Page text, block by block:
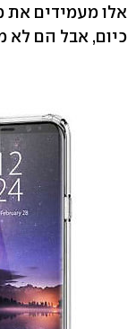
אלו מעמידים את
כיום, אבל הם